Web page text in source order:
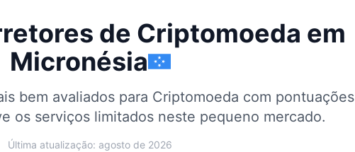
de Criptomoeda em
Micronésia
bem avaliados para Criptomoeda com pontuações
os serviços limitados neste pequeno mercado.
Última atualização: agosto de 2026